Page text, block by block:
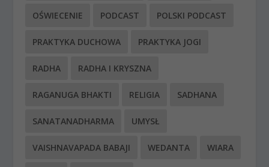
OŚWIECENIE PODCAST POLSKI PODCAST
PRAKTYKA DUCHOWA PRAKTYKA JOGI
RADHA RADHA I KRYSZNA
RAGANUGA BHAKTI RELIGIA SADHANA
SANATANADHARMA UMYSŁ
VAISHNAVAPADA BABAJI WEDANTA WIARA